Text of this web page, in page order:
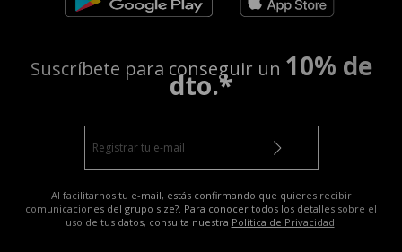
Suscríbete para conseguir un 10% de
dto.*
Al facilitarnos tu e-mail, estás confirmando que quieres recibir
comunicaciones del grupo size?. Para conocer todos los detalles sobre el
uso de tus datos, consulta nuestra Política de Privacidad